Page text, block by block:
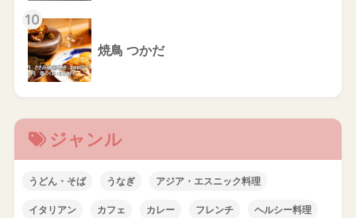
10
焼鳥 つかだ
ジャンル
うどん・そば うなぎ アジア・エスニック料理
イタリアン カフェ カレー フレンチ ヘルシー料理